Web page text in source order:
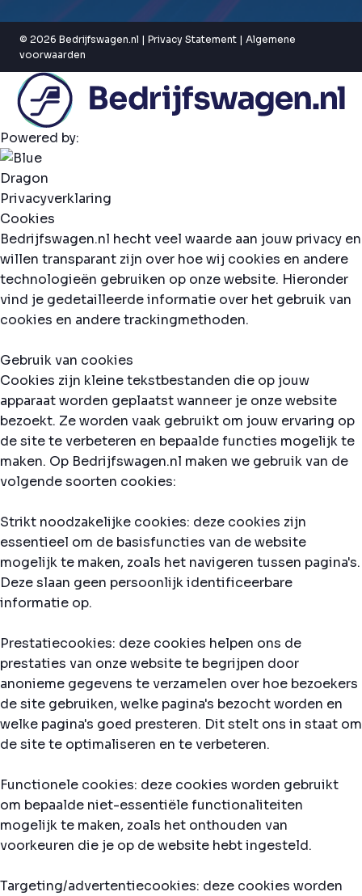
© 2026 Bedrijfswagen.nl | Privacy Statement | Algemene
voorwaarden
Powered by:
Privacyverklaring
Cookies
Bedrijfswagen.nl hecht veel waarde aan jouw privacy en
willen transparant zijn over hoe wij cookies en andere
technologieën gebruiken op onze website. Hieronder
vind je gedetailleerde informatie over het gebruik van
cookies en andere trackingmethoden.
Gebruik van cookies
Cookies zijn kleine tekstbestanden die op jouw
apparaat worden geplaatst wanneer je onze website
bezoekt. Ze worden vaak gebruikt om jouw ervaring op
de site te verbeteren en bepaalde functies mogelijk te
maken. Op Bedrijfswagen.nl maken we gebruik van de
volgende soorten cookies:
Strikt noodzakelijke cookies: deze cookies zijn
essentieel om de basisfuncties van de website
mogelijk te maken, zoals het navigeren tussen pagina's.
Deze slaan geen persoonlijk identificeerbare
informatie op.
Prestatiecookies: deze cookies helpen ons de
prestaties van onze website te begrijpen door
anonieme gegevens te verzamelen over hoe bezoekers
de site gebruiken, welke pagina's bezocht worden en
welke pagina's goed presteren. Dit stelt ons in staat om
de site te optimaliseren en te verbeteren.
Functionele cookies: deze cookies worden gebruikt
om bepaalde niet-essentiële functionaliteiten
mogelijk te maken, zoals het onthouden van
voorkeuren die je op de website hebt ingesteld.
Targeting/advertentiecookies: deze cookies worden